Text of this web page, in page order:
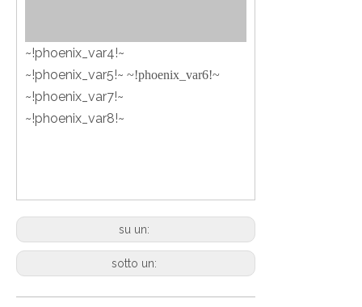
~!phoenix_var4!~
~!phoenix_var5!~ ~!phoenix_var6!~
~!phoenix_var7!~
~!phoenix_var8!~
su un:
sotto un: